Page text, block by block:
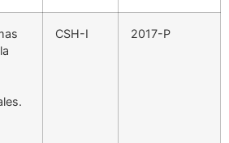
CSH-I 2017-P